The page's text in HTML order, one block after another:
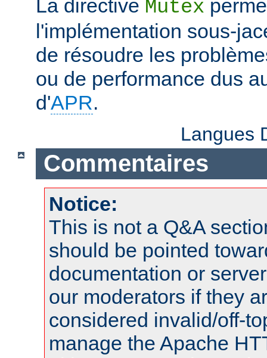
La directive Mutex
l'implémentation sous-
de résoudre les
ou de performance dus
d'APR.
Langues
Commentaires
Notice:
This is not a Q&A
should be pointed
documentation or
our moderators if they
considered invalid/off-
manage the Apache